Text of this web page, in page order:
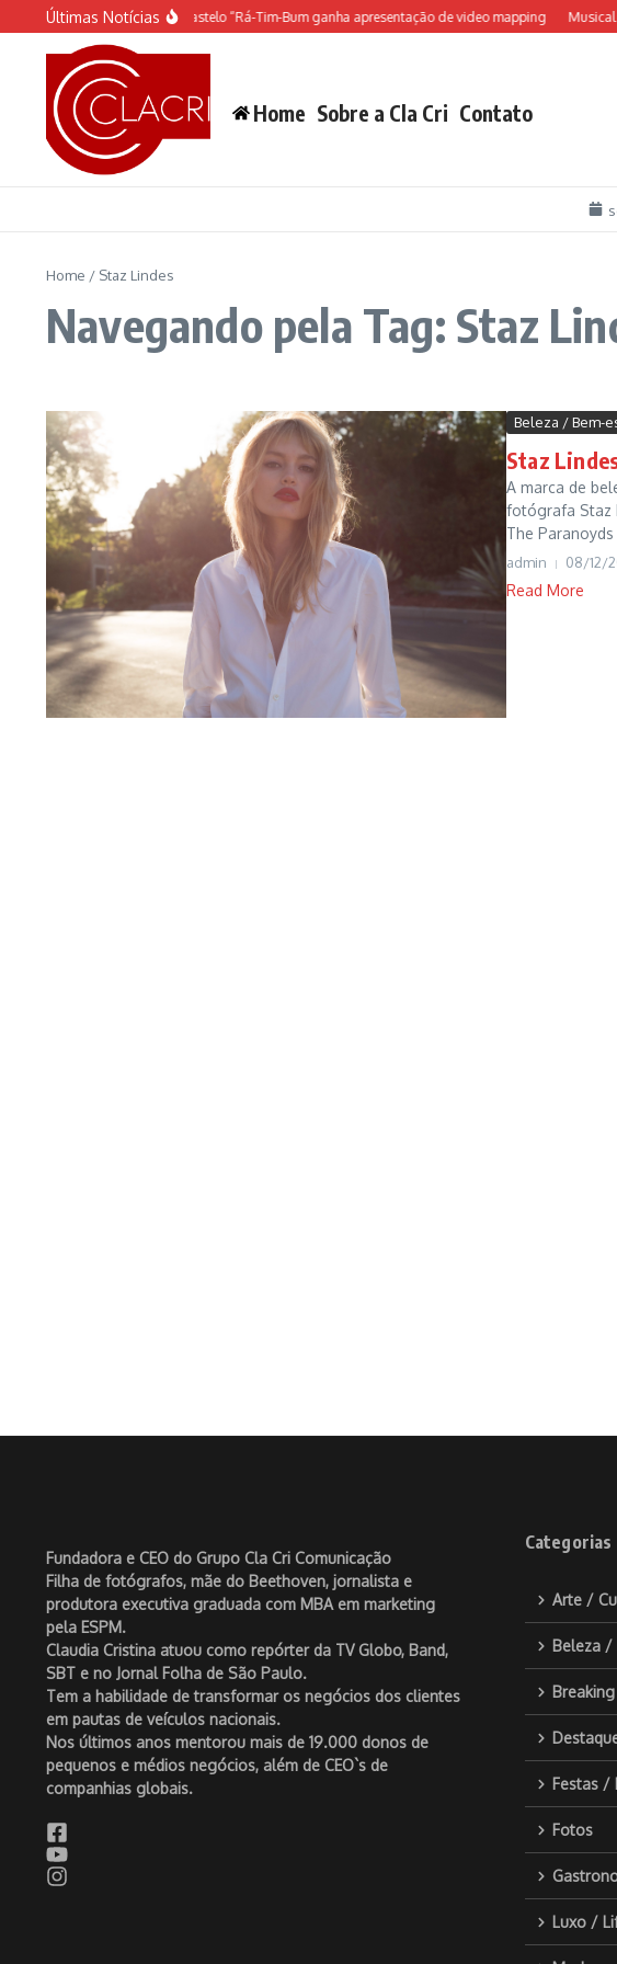
Ir para o conteúdo
Últimas Notícias
O espetáculo do Castelo “Rá-Tim-Bum ganha apresentação de video mapping Musical
Home Sobre a Cla Cri Contato
Home / Staz Lindes
Navegando pela Tag: Staz
Beleza / Bem-
Staz
A marca de
fotógrafa Staz
The
admin 08/12/
Read More
Fundadora e CEO do Grupo Cla Cri Comunicação
Filha de fotógrafos, mãe do Beethoven, jornalista e
produtora executiva graduada com MBA em marketing
pela ESPM.
Claudia Cristina atuou como repórter da TV Globo, Band,
SBT e no Jornal Folha de São Paulo.
Tem a habilidade de transformar os negócios dos clientes
em pautas de veículos nacionais.
Nos últimos anos mentorou mais de 19.000 donos de
pequenos e médios negócios, além de CEO`s de
companhias globais.
Categorias
Arte /
Beleza /
Festas /
Fotos
Luxo /